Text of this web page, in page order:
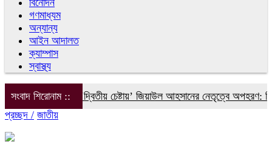
বিনোদন
গণমাধ্যম
অন্যান্য
আইন আদালত
ক্যাম্পাস
স্বাস্থ্য
সংবাদ শিরোনাম ::
ইলিয়াস আলীকে ‘দ্বিতীয় চেষ্টায়’ জিয়াউল আহসানের নেতৃত্বে অপহরণ: চিফ
প্রচ্ছদ / জাতীয়